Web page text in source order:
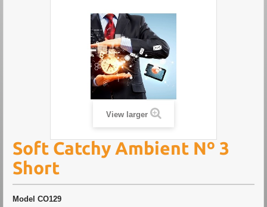
View larger
Soft Catchy Ambient Nº 3
Short
Model CO129